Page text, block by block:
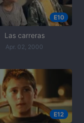
E10
Las carreras
Apr. 02, 2000
E12